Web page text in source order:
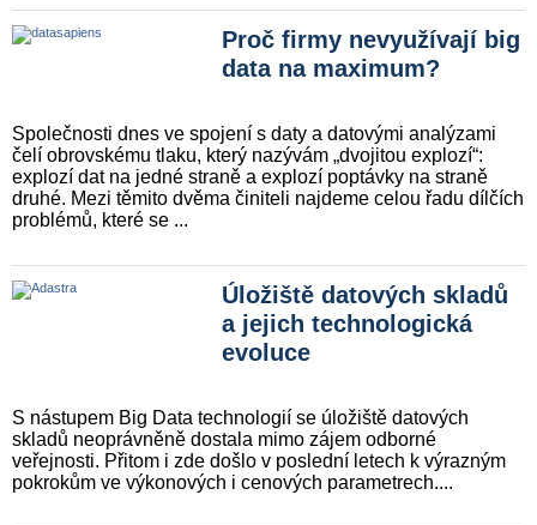
Proč firmy nevyužívají big
data na maximum?
Společnosti dnes ve spojení s daty a datovými analýzami
čelí obrovskému tlaku, který nazývám „dvojitou explozí“:
explozí dat na jedné straně a explozí poptávky na straně
druhé. Mezi těmito dvěma činiteli najdeme celou řadu dílčích
problémů, které se ...
Úložiště datových skladů
a jejich technologická
evoluce
S nástupem Big Data technologií se úložiště datových
skladů neoprávněně dostala mimo zájem odborné
veřejnosti. Přitom i zde došlo v poslední letech k výrazným
pokrokům ve výkonových i cenových parametrech....